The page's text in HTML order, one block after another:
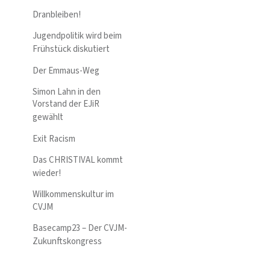
Dranbleiben!
Jugendpolitik wird beim
Frühstück diskutiert
Der Emmaus-Weg
Simon Lahn in den
Vorstand der EJiR
gewählt
Exit Racism
Das CHRISTIVAL kommt
wieder!
Willkommenskultur im
CVJM
Basecamp23 – Der CVJM-
Zukunftskongress